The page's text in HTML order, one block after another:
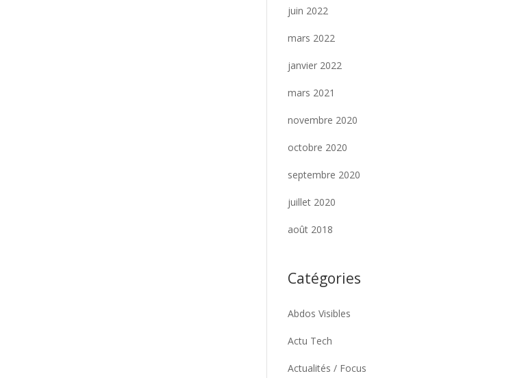
juin 2022
mars 2022
janvier 2022
mars 2021
novembre 2020
octobre 2020
septembre 2020
juillet 2020
août 2018
Catégories
Abdos Visibles
Actu Tech
Actualités / Focus